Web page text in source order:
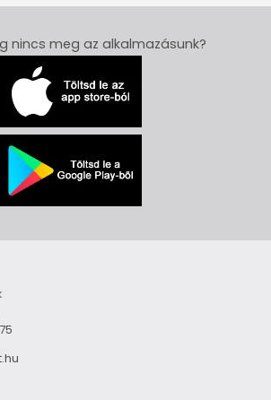
nincs meg az alkalmazásunk?